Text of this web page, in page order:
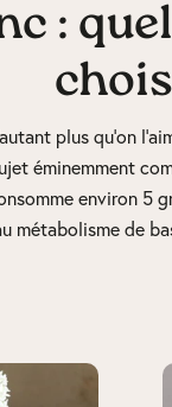
:
plus qu’on
éminemment
environ 5
métabolisme de